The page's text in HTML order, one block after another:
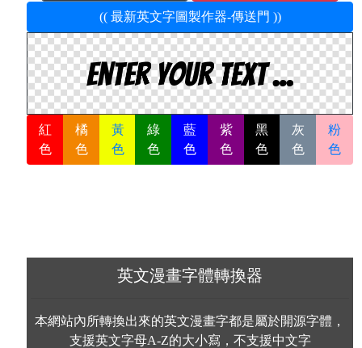
(( 最新英文字圖製作器-傳送門 ))
紅
色
橘
色
黃
色
綠
色
藍
色
紫
色
黑
色
灰
色
粉
色
英文漫畫字體轉換器
本網站內所轉換出來的英文漫畫字都是屬於開源字體，
支援英文字母A-Z的大小寫，不支援中文字